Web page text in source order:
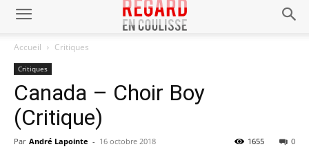
Accueil Critiques
Critiques
Canada – Choir Boy
(Critique)
Par André Lapointe - 16 octobre 2018 0
1655